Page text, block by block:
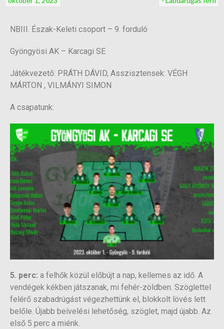
NBIII. Észak-Keleti csoport – 9. forduló
Gyöngyösi AK – Karcagi SE
Játékvezető: PRÁTH DÁVID, Asszisztensek: VÉGH
MÁRTON , VILMÁNYI SIMON
A csapatunk:
5. perc: a felhők közül előbújt a nap, kellemes az idő. A
vendégek kékben játszanak, mi fehér-zöldben. Szöglettel
felérő szabadrúgást végezhettünk el, blokkolt lövés lett
belőle. Újabb beívelési lehetőség, szöglet, majd újabb. Az
első 5 perc a miénk.